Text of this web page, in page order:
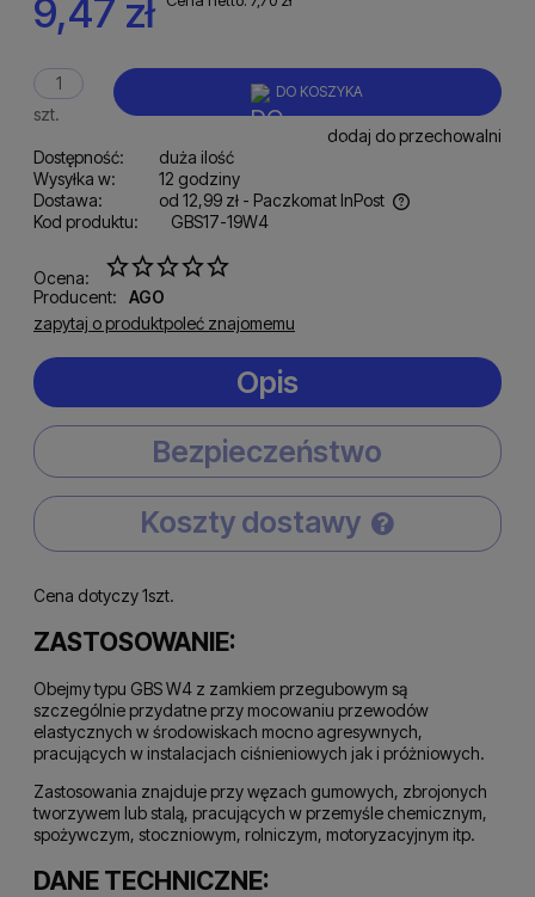
9,47 zł
szt.
DO KOSZYKA
dodaj do przechowalni
Dostępność:
duża ilość
Wysyłka w:
12 godziny
Dostawa:
od 12,99 zł - Paczkomat InPost
Cena nie zawiera ewentualnych kosztów płatności
Kod produktu: GBS17-19W4
Ocena:
Producent:
AGO
zapytaj o produktpoleć znajomemu
Opis
Bezpieczeństwo
Koszty dostawy
Cena nie zawiera ewentualnych kosztów płatności
Cena dotyczy 1szt.
ZASTOSOWANIE:
Obejmy typu GBS W4 z zamkiem przegubowym są
szczególnie przydatne przy mocowaniu przewodów
elastycznych w środowiskach mocno agresywnych,
pracujących w instalacjach ciśnieniowych jak i próżniowych.
Zastosowania znajduje przy węzach gumowych, zbrojonych
tworzywem lub stalą, pracujących w przemyśle chemicznym,
spożywczym, stoczniowym, rolniczym, motoryzacyjnym itp.
DANE TECHNICZNE: